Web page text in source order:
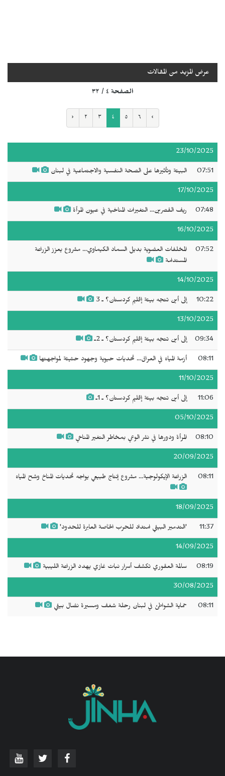
عرض المزيد من المقالات
الصفحة ٤ / ٣٢
‹ ٢ ٣ ٤ ٥ ٦ ›
23/10/2025
07:51 البيئة وتأثيرها على الصحة النفسية والاجتماعية في لبنان
17/10/2025
07:48 ريف القصرين... التغيرات المناخية في عيون المرأة
16/10/2025
07:52
المخلفات العضوية بديل السماد الكيماوي... مشروع يعزز الزراعة
المستدامة
14/10/2025
10:22 إلى أين تتجه بيئة إقليم كردستان؟ ـ 3
13/10/2025
09:34 إلى أين تتجه بيئة إقليم كردستان؟ ـ 2ـ
08:11 أزمة المياه في العراق... تحديات حيوية وجهود حثيثة لمواجهتها
11/10/2025
11:06 إلى أين تتجه بيئة إقليم كردستان؟ ـ 1ـ
05/10/2025
08:10 المرأة ودورها في نشر الوعي بمخاطر التغير المناخي
20/09/2025
08:11 الزراعة الإيكولوجية... مشروع إنتاج طبيعي يواجه تحديات المناخ وشح المياه
18/09/2025
11:37 'التدمير البيئي امتداد للحرب الخاصة العابرة للحدود'
14/09/2025
08:19 سالمة العقوري تكشف أسرار نبات غازي يهدد الزراعة الليبية
30/08/2025
08:11 حماية الشواطئ في لبنان رحلة شغف ومسيرة نضال بيئي